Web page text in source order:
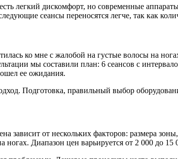
легкий дискомфорт, но современные
сеансы переносятся легче, так как
ко мне с жалобой на густые волосы на
мы составили план: 6 сеансов с
ее ожидания.
Подготовка, правильный выбор
от нескольких факторов: размера
Диапазон цен варьируется от 2 000 до 15